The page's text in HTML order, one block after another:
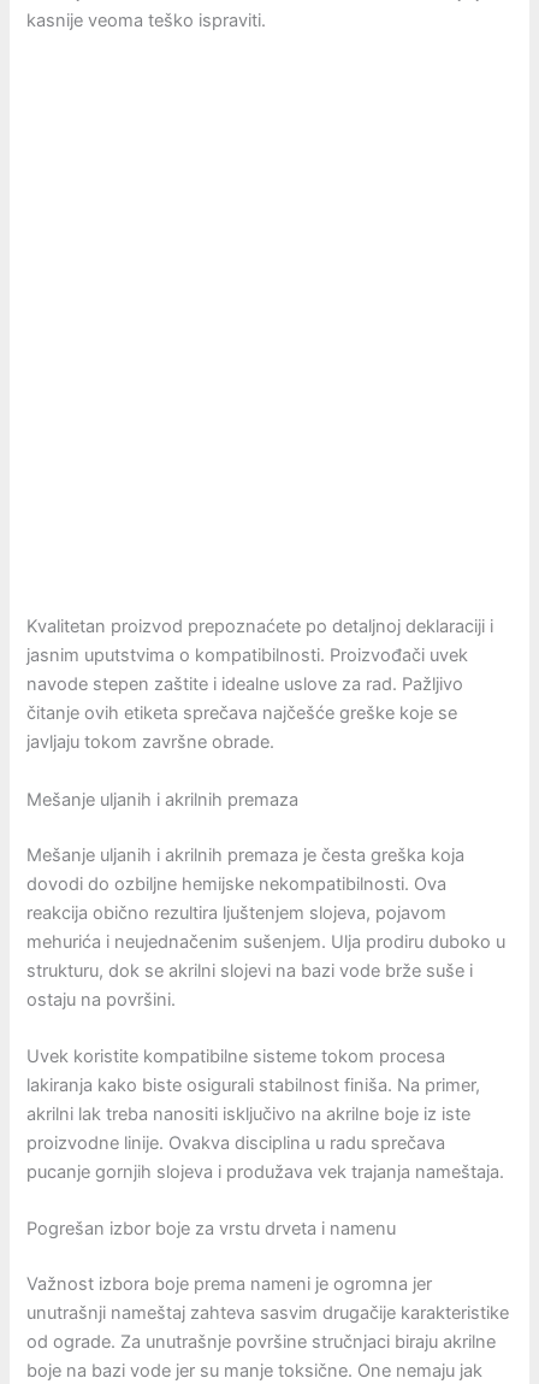
kasnije veoma teško ispraviti.
Kvalitetan proizvod prepoznaćete po detaljnoj deklaraciji i
jasnim uputstvima o kompatibilnosti. Proizvođači uvek
navode stepen zaštite i idealne uslove za rad. Pažljivo
čitanje ovih etiketa sprečava najčešće greške koje se
javljaju tokom završne obrade.
Mešanje uljanih i akrilnih premaza
Mešanje uljanih i akrilnih premaza je česta greška koja
dovodi do ozbiljne hemijske nekompatibilnosti. Ova
reakcija obično rezultira ljuštenjem slojeva, pojavom
mehurića i neujednačenim sušenjem. Ulja prodiru duboko u
strukturu, dok se akrilni slojevi na bazi vode brže suše i
ostaju na površini.
Uvek koristite kompatibilne sisteme tokom procesa
lakiranja kako biste osigurali stabilnost finiša. Na primer,
akrilni lak treba nanositi isključivo na akrilne boje iz iste
proizvodne linije. Ovakva disciplina u radu sprečava
pucanje gornjih slojeva i produžava vek trajanja nameštaja.
Pogrešan izbor boje za vrstu drveta i namenu
Važnost izbora boje prema nameni je ogromna jer
unutrašnji nameštaj zahteva sasvim drugačije karakteristike
od ograde. Za unutrašnje površine stručnjaci biraju akrilne
boje na bazi vode jer su manje toksične. One nemaju jak